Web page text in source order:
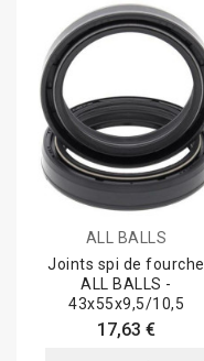
ALL BALLS
Joints spi de fourche
ALL BALLS -
43x55x9,5/10,5
17,63 €